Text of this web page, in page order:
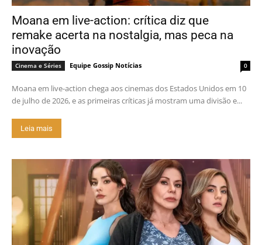
Moana em live-action: crítica diz que
remake acerta na nostalgia, mas peca na
inovação
Cinema e Séries Equipe Gossip Notícias 0
Moana em live-action chega aos cinemas dos Estados Unidos em 10
de julho de 2026, e as primeiras críticas já mostram uma divisão e...
Leia mais